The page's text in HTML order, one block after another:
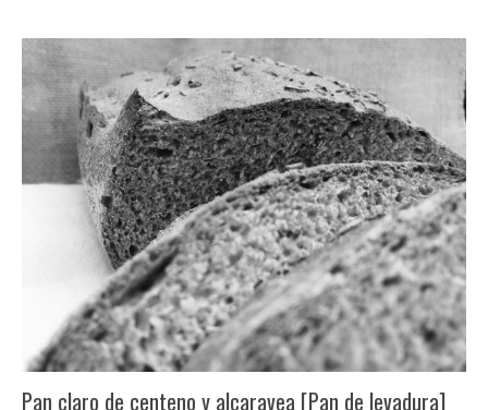
Pan claro de centeno y alcaravea [Pan de levadura]